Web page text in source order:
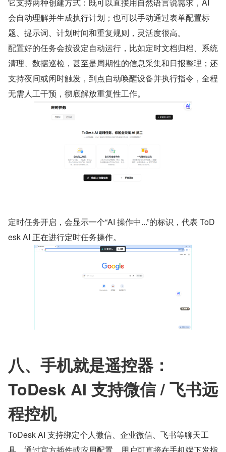
会自动理解并生成执行计划；也可以手动通过表单配置标
题、提示词、计划时间和重复规则，灵活度很高。
配置好的任务会按设定自动运行，比如定时文档归档、系统
清理、数据巡检，甚至是周期性的信息采集和日报整理；还
支持夜间或闲时触发，到点自动唤醒设备并执行指令，全程
无需人工干预，彻底解放重复性工作。
定时任务开启，会显示一个“AI 操作中...”的标识，代表 ToD
esk AI 正在进行定时任务操作。
八、手机就是遥控器：
ToDesk AI 支持微信 / 飞书远
程控机
ToDesk AI 支持绑定个人微信、企业微信、飞书等聊天工
具，通过官方插件或应用配置，用户可直接在手机端下发指